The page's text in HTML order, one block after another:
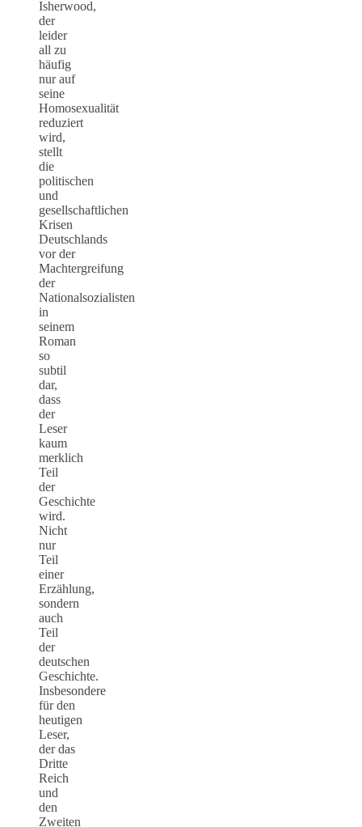
Isherwood,
der
leider
all zu
häufig
nur auf
seine
Homosexualität
reduziert
wird,
stellt
die
politischen
und
gesellschaftlichen
Krisen
Deutschlands
vor der
Machtergreifung
der
Nationalsozialisten
in
seinem
Roman
so
subtil
dar,
dass
der
Leser
kaum
merklich
Teil
der
Geschichte
wird.
Nicht
nur
Teil
einer
Erzählung,
sondern
auch
Teil
der
deutschen
Geschichte.
Insbesondere
für den
heutigen
Leser,
der das
Dritte
Reich
und
den
Zweiten